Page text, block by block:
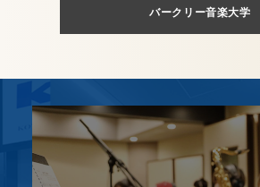
バークリー音楽大学